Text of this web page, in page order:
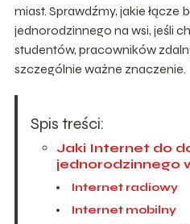
miast. Sprawdźmy, jakie łącze
jednorodzinnego na wsi, jeśli
studentów, pracowników
szczególnie ważne znaczenie.
Spis treści:
Jaki Internet do
jednorodzinnego
Internet radiowy
Internet mobilny